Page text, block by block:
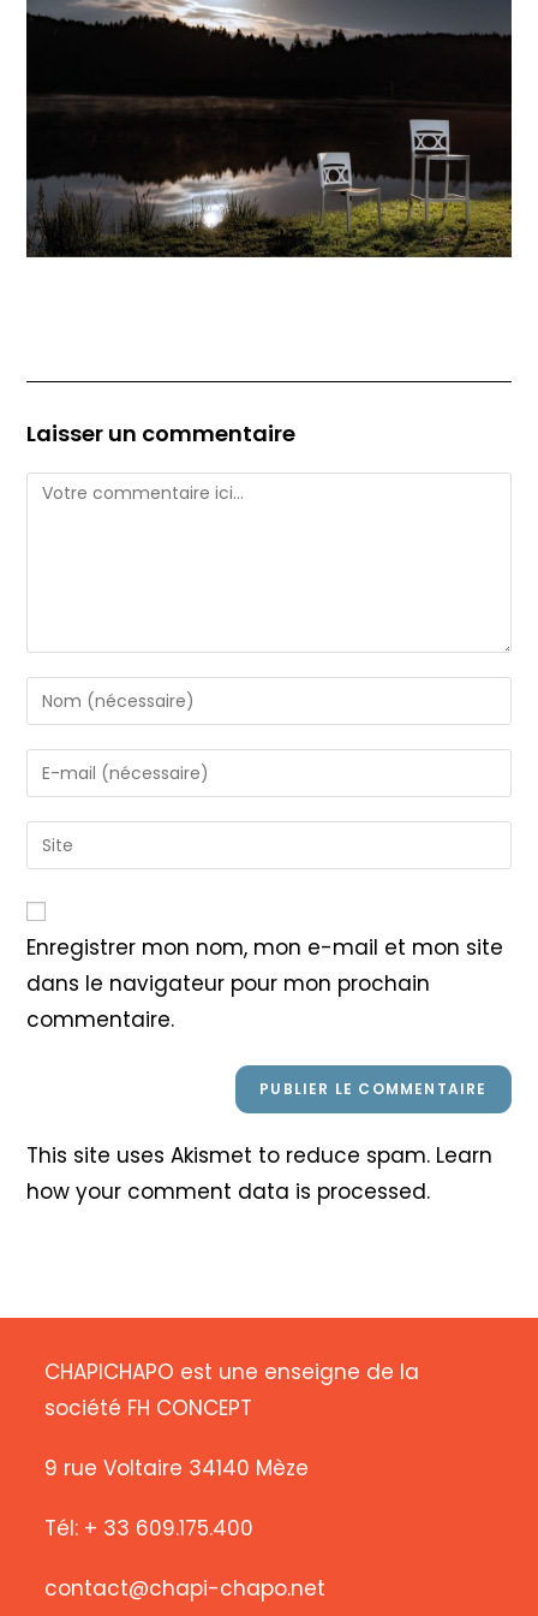
Laisser un commentaire
Comment
Enter
your
name
or
to
comment
Enter
your
email
address
Saisir
l’URL
votre
site
(facultatif)
Enregistrer mon nom, mon e-mail et mon site
dans le navigateur pour mon prochain
commentaire.
This site uses Akismet to reduce spam. Learn
how your comment data is processed.
CHAPICHAPO est une enseigne de la
société FH CONCEPT
9 rue Voltaire 34140 Mèze
Tél: + 33 609.175.400
contact@chapi-chapo.net